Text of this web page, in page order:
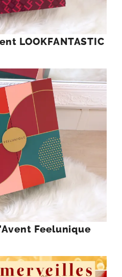
LOOKFANTASTIC
Feelunique